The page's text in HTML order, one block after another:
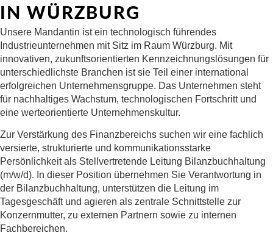
IN WÜRZBURG
Unsere Mandantin ist ein technologisch führendes
Industrieunternehmen mit Sitz im Raum Würzburg. Mit
innovativen, zukunftsorientierten Kennzeichnungslösungen für
unterschiedlichste Branchen ist sie Teil einer international
erfolgreichen Unternehmensgruppe. Das Unternehmen steht
für nachhaltiges Wachstum, technologischen Fortschritt und
eine werteorientierte Unternehmenskultur.
Zur Verstärkung des Finanzbereichs suchen wir eine fachlich
versierte, strukturierte und kommunikationsstarke
Persönlichkeit als Stellvertretende Leitung Bilanzbuchhaltung
(m/w/d). In dieser Position übernehmen Sie Verantwortung in
der Bilanzbuchhaltung, unterstützen die Leitung im
Tagesgeschäft und agieren als zentrale Schnittstelle zur
Konzernmutter, zu externen Partnern sowie zu internen
Fachbereichen.